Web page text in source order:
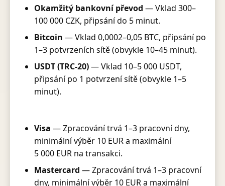
Okamžitý bankovní převod — Vklad 300–
100 000 CZK, připsání do 5 minut.
Bitcoin — Vklad 0,0002–0,05 BTC, připsání po
1–3 potvrzeních sítě (obvykle 10–45 minut).
USDT (TRC-20)— Vklad 10–5 000 USDT,
připsání po 1 potvrzení sítě (obvykle 1–5
minut).
Visa — Zpracování trvá 1–3 pracovní dny,
minimální výběr 10 EUR a maximální
5 000 EUR na transakci.
Mastercard — Zpracování trvá 1–3 pracovní
dny, minimální výběr 10 EUR a maximální